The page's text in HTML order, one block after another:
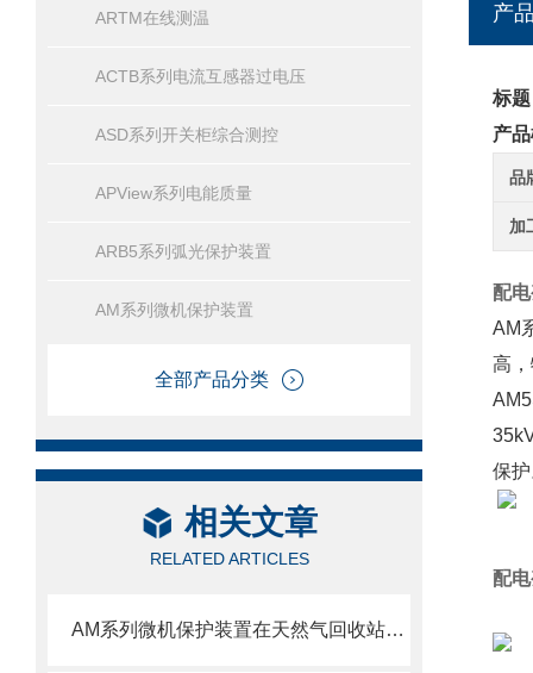
ARTM在线测温
ACTB系列电流互感器过电压
ASD系列开关柜综合测控
APView系列电能质量
ARB5系列弧光保护装置
AM系列微机保护装置
全部产品分类
相关文章
RELATED ARTICLES
AM系列微机保护装置在天然气回收站配电工程中的应用
产
标
产
品
加
配
AM
高
保
配